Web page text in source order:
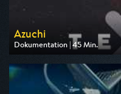
Azuchi
Dokumentation | 45 Min.
Ausgestrahlt von ZDF
am 09.08.2026, 19:30